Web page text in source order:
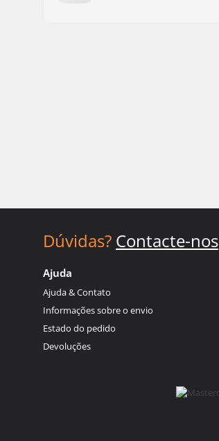
Dúvidas? Contacte-nos
Ajuda
Ajuda & Contato
Informações sobre o envio
Estado do pedido
Devoluções